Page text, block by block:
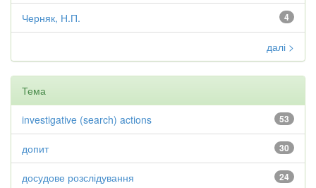
4
Черняк, Н.П.
далі >
Тема
53
investigative (search) actions
30
допит
24
досудове розслідування